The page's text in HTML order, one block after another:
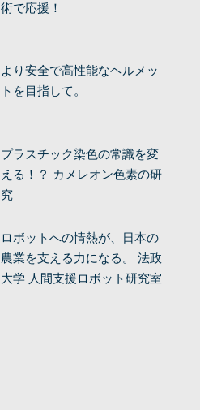
術で応援！
より安全で高性能なヘルメッ
トを目指して。
プラスチック染色の常識を変
える！？ カメレオン色素の研
究
ロボットへの情熱が、日本の
農業を支える力になる。 法政
大学 人間支援ロボット研究室